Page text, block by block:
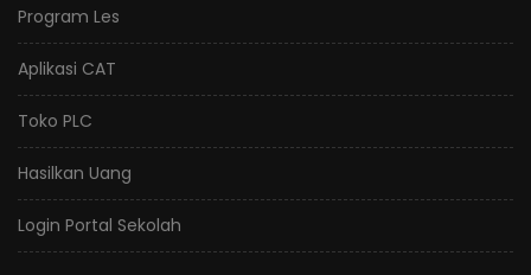
Program Les
Aplikasi CAT
Toko PLC
Hasilkan Uang
Login Portal Sekolah